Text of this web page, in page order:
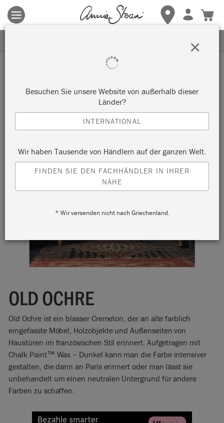
Es gelten die allgemeinen Geschäftsbedingungen.
hierfür weitere Informationen.
OLD OCHRE
Old Ochre ist ein blasser Cremeton, der an alte farblich
eingefasste Möbel, Holzobjekte und Außenseiten von
Haustüren im französischen Stil erinnert. Aufgetragen mit
Chalk Paint™ Wax – Dunkel kann man die Farbe intensiver
gestalten, die dann an Paris erinnert oder man lässt sie
unbehandelt um einen neutralen Untergrund für andere
Farben zu schaffen.
Besuchen Sie unsere Website von außerhalb dieser
Länder?
INTERNATIONAL
Wir haben Tausende von Händlern auf der ganzen Welt.
FINDEN SIE DEN FACHHÄNDLER IN IHRER
NÄHE
* Wir versenden nicht nach Griechenland.
×